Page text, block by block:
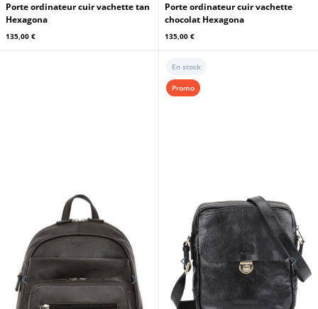
Porte ordinateur cuir vachette tan
Hexagona
135,00 €
Porte ordinateur cuir vachette
chocolat Hexagona
135,00 €
En stock
Promo